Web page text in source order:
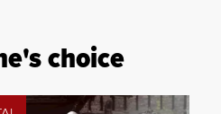
choice